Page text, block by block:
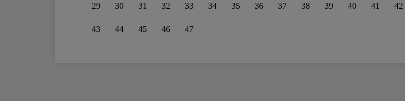
29 30 31 32 33 34 35 36 37 38 39 40 41 42
43 44 45 46 47